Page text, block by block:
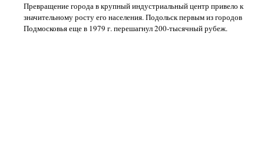
Превращение города в крупный индустриальный центр привело к
значительному росту его населения. Подольск первым из городов
Подмосковья еще в 1979 г. перешагнул 200-тысячный рубеж.